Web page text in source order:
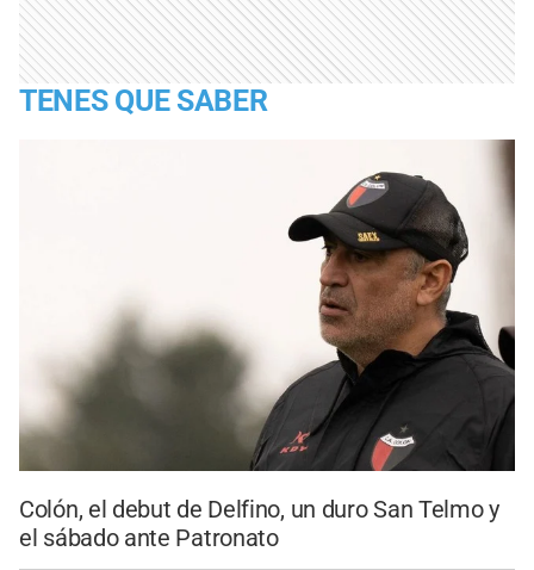
TENES QUE SABER
Colón, el debut de Delfino, un duro San Telmo y
el sábado ante Patronato